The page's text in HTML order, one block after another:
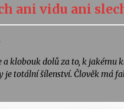
ani vidu ani
a klobouk dolů za to, k jakému
je totální šílenství. Člověk má